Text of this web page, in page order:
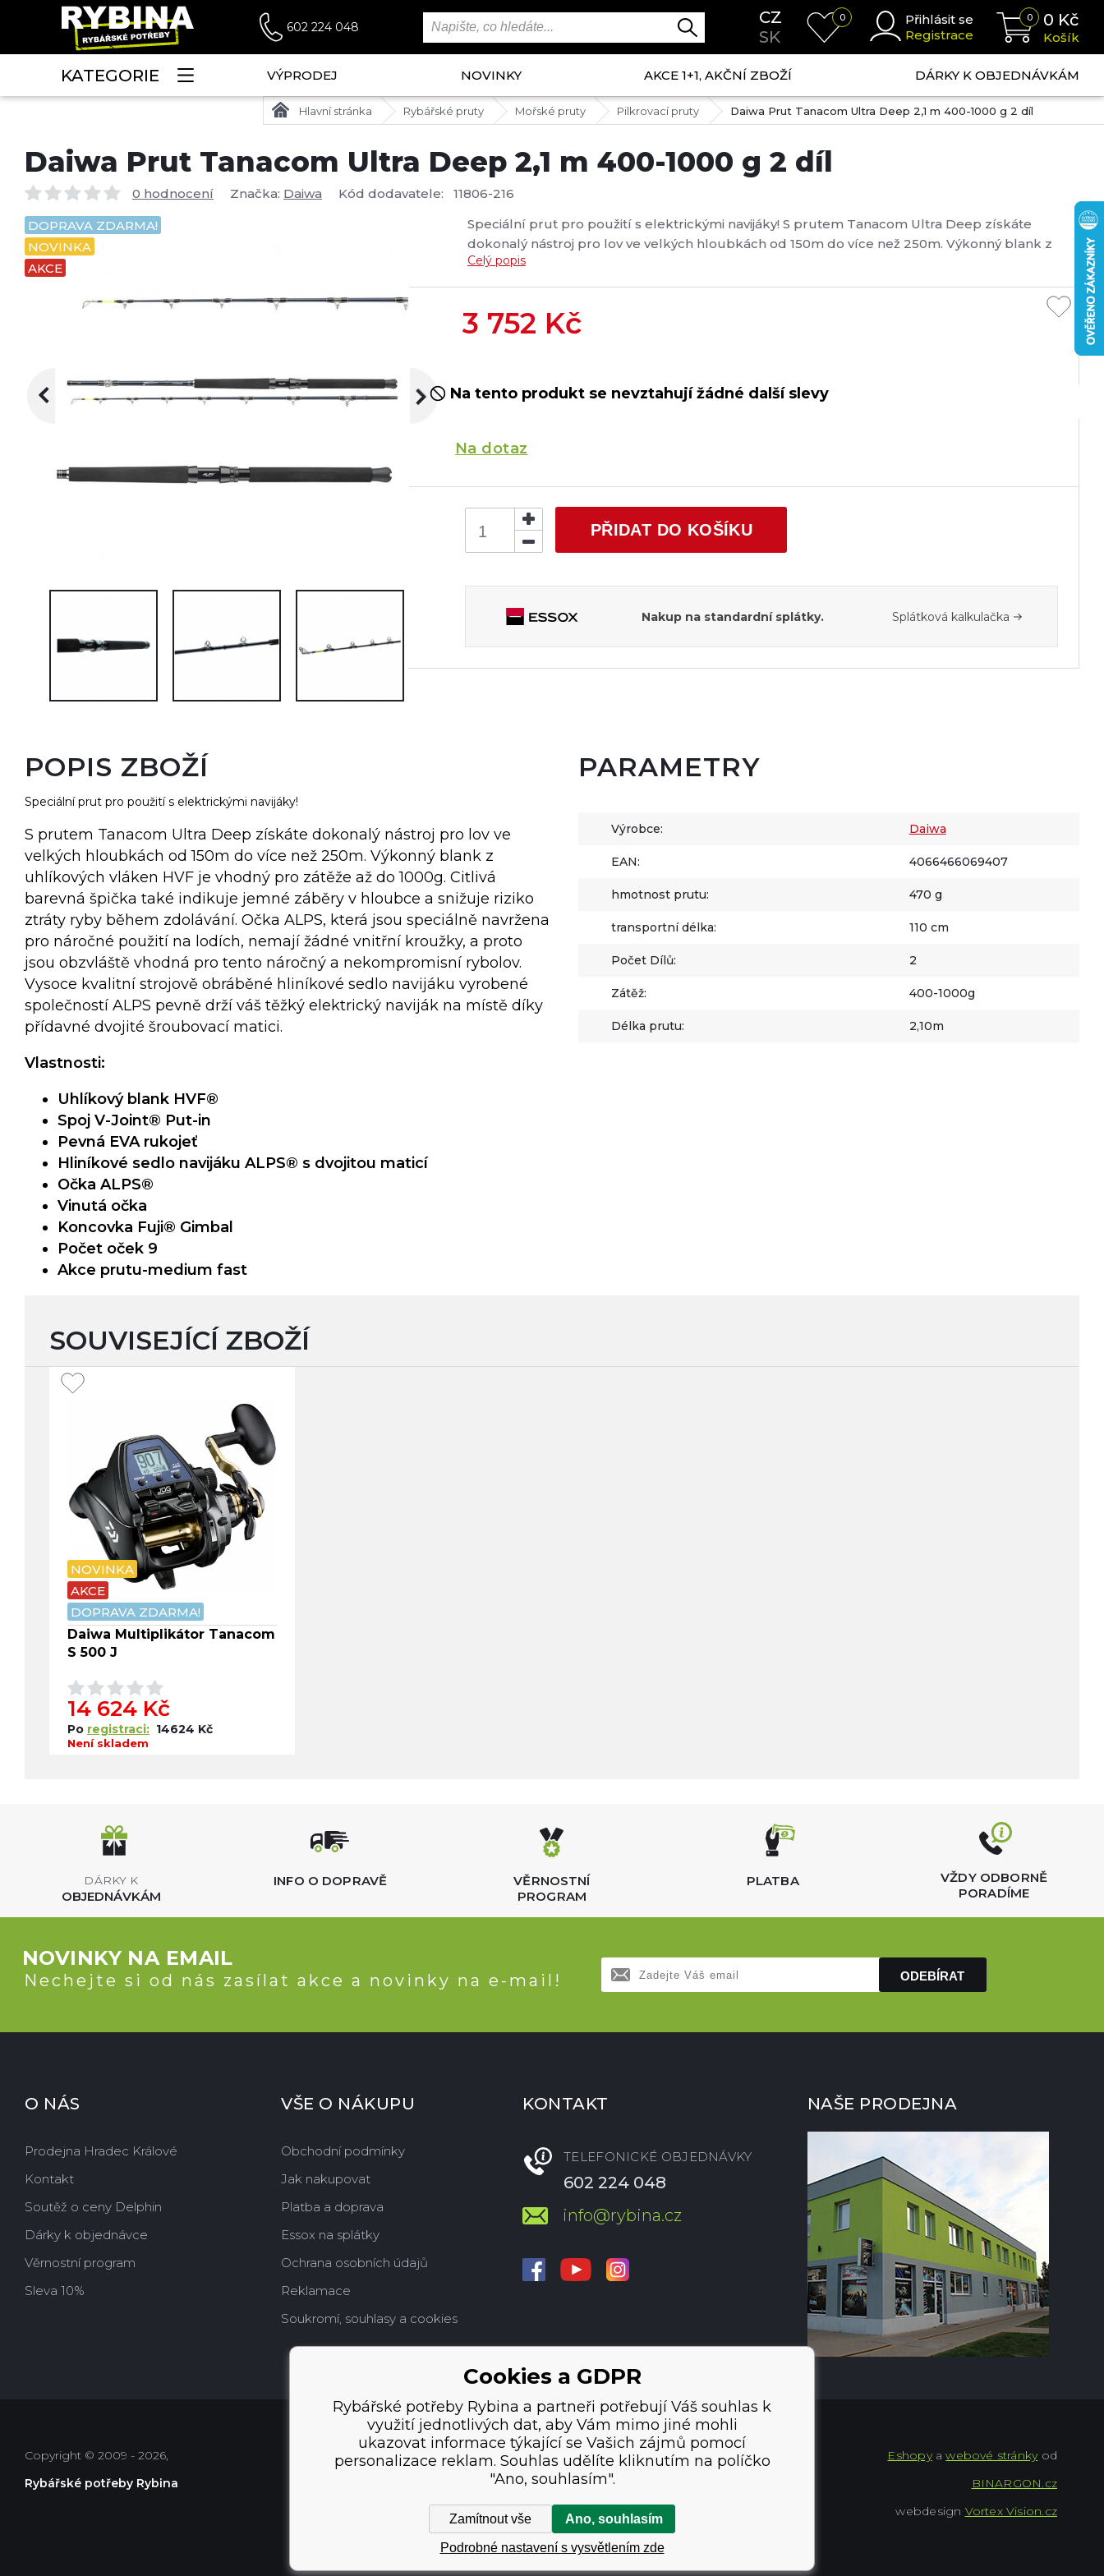
602 224 048
CZ
SK
0
Přihlásit se
Registrace
0 0 Kč
Košík
KATEGORIE VÝPRODEJ NOVINKY AKCE 1+1, AKČNÍ ZBOŽÍ DÁRKY K OBJEDNÁVKÁM
Hlavní stránka Rybářské pruty Mořské pruty Pilkrovací pruty Daiwa Prut Tanacom Ultra Deep 2,1 m 400-1000 g 2 díl
Daiwa Prut Tanacom Ultra Deep 2,1 m 400-1000 g 2 díl
0 hodnocení Značka: Daiwa Kód dodavatele: 11806-216
DOPRAVA ZDARMA!
NOVINKA
AKCE
Speciální prut pro použití s elektrickými navijáky! S prutem Tanacom Ultra Deep získáte
dokonalý nástroj pro lov ve velkých hloubkách od 150m do více než 250m. Výkonný blank z
uhlíkových vláken HVF je vhodný pro zátěže až do 1000g. Citlivá barevná špička také indikuje
jemné záběry v hloubce a snižuje riziko ztráty ryby během zdolávání. Očka AL...
Celý popis
3 752 Kč
Na tento produkt se nevztahují žádné další slevy
Na dotaz
PŘIDAT DO KOŠÍKU
Nakup na standardní splátky. Splátková kalkulačka
POPIS ZBOŽÍ
Speciální prut pro použití s elektrickými navijáky!
S prutem Tanacom Ultra Deep získáte dokonalý nástroj pro lov ve
velkých hloubkách od 150m do více než 250m. Výkonný blank z
uhlíkových vláken HVF je vhodný pro zátěže až do 1000g. Citlivá
barevná špička také indikuje jemné záběry v hloubce a snižuje riziko
ztráty ryby během zdolávání. Očka ALPS, která jsou speciálně navržena
pro náročné použití na lodích, nemají žádné vnitřní kroužky, a proto
jsou obzvláště vhodná pro tento náročný a nekompromisní rybolov.
Vysoce kvalitní strojově obráběné hliníkové sedlo navijáku vyrobené
společností ALPS pevně drží váš těžký elektrický naviják na místě díky
přídavné dvojité šroubovací matici.
Vlastnosti:
Uhlíkový blank HVF®
Spoj V-Joint® Put-in
Pevná EVA rukojeť
Hliníkové sedlo navijáku ALPS® s dvojitou maticí
Očka ALPS®
Vinutá očka
Koncovka Fuji® Gimbal
Počet oček 9
Akce prutu-medium fast
PARAMETRY
Výrobce: Daiwa
EAN: 4066466069407
hmotnost prutu: 470 g
transportní délka: 110 cm
Počet Dílů: 2
Zátěž: 400-1000g
Délka prutu: 2,10m
SOUVISEJÍCÍ ZBOŽÍ
NOVINKA
AKCE
DOPRAVA ZDARMA!
Daiwa Multiplikátor Tanacom
S 500 J
14 624 Kč
Po registraci: 14624 Kč
Není skladem
DÁRKY K
OBJEDNÁVKÁM
INFO O DOPRAVĚ
VĚRNOSTNÍ
PROGRAM
PLATBA
VŽDY ODBORNĚ
PORADÍME
NOVINKY NA EMAIL
Nechejte si od nás zasílat akce a novinky na e-mail! ODEBÍRAT
O NÁS
Prodejna Hradec Králové
Kontakt
Soutěž o ceny Delphin
Dárky k objednávce
Věrnostní program
Sleva 10%
VŠE O NÁKUPU
Obchodní podmínky
Jak nakupovat
Platba a doprava
Essox na splátky
Ochrana osobních údajů
Reklamace
Soukromí, souhlasy a cookies
KONTAKT
TELEFONICKÉ OBJEDNÁVKY
602 224 048
info@rybina.cz
NAŠE PRODEJNA
Copyright © 2009 - 2026,
Rybářské potřeby Rybina
Eshopyawebové stránkyod
BINARGON.cz
webdesign Vortex Vision.cz
Cookies a GDPR
Rybářské potřeby Rybina a partneři potřebují Váš souhlas k
využití jednotlivých dat, aby Vám mimo jiné mohli
ukazovat informace týkající se Vašich zájmů pomocí
personalizace reklam. Souhlas udělíte kliknutím na políčko
"Ano, souhlasím".
Zamítnout vše Ano, souhlasím
Podrobné nastavení s vysvětlením zde